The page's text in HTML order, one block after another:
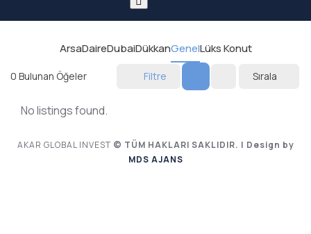
ArsaDaireDubaiDükkanGenelLüks Konut
0 Bulunan Öğeler Filtre Sırala
No listings found.
AKAR GLOBAL INVEST © TÜM HAKLARI SAKLIDIR. | Design by
MDS AJANS